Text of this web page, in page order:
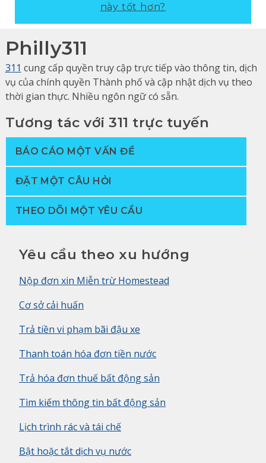
này tốt hơn?
Philly311
311 cung cấp quyền truy cập trực tiếp vào thông tin, dịch
vụ của chính quyền Thành phố và cập nhật dịch vụ theo
thời gian thực. Nhiều ngôn ngữ có sẵn.
Tương tác với 311 trực tuyến
BÁO CÁO MỘT VẤN ĐỀ
ĐẶT MỘT CÂU HỎI
THEO DÕI MỘT YÊU CẦU
Yêu cầu theo xu hướng
Nộp đơn xin Miễn trừ Homestead
Cơ sở cải huấn
Trả tiền vi phạm bãi đậu xe
Thanh toán hóa đơn tiền nước
Trả hóa đơn thuế bất động sản
Tìm kiếm thông tin bất động sản
Lịch trình rác và tái chế
Bật hoặc tắt dịch vụ nước